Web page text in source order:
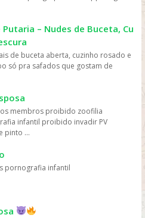
Preço: os serviços de streaming
DVDs, tornando mais fácil para as
filmes sem gastar muito dinheiro.
serviços de streaming geralmente
personalizadas com base
permitindo que eles
filmes e programas que possam
os filmes são mais assistidos
conveniência, variedade, acesso
e personalização, oferecidos
de streaming.
– Nudes de Buceta, Cu
de buceta aberta, cuzinho rosado e
só pra safados que gostam de
membros proibido zoofilia
infantil proibido invadir PV
pinto ...
pornografia infantil